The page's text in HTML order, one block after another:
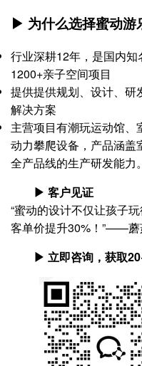
▶ 为什么选择蜜动游
行业深耕12年，是国内
1200+亲子空间项目
提供提供规划、设计、研
解决方案
主营项目有潮玩运动馆
动力攀爬设备，产品涵盖
全产品线的生产研发能力。
▶ 客户见证
“蜜动的设计不仅让孩子
客单价提升30%！”——蘑
▶ 立即咨询，获取